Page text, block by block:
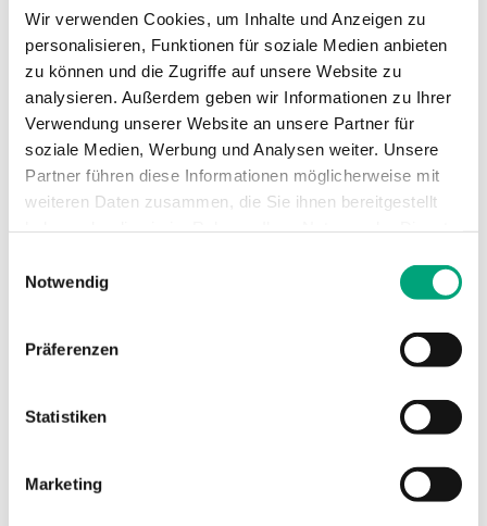
Wir verwenden Cookies, um Inhalte und Anzeigen zu
personalisieren, Funktionen für soziale Medien anbieten
zu können und die Zugriffe auf unsere Website zu
analysieren. Außerdem geben wir Informationen zu Ihrer
Verwendung unserer Website an unsere Partner für
soziale Medien, Werbung und Analysen weiter. Unsere
Partner führen diese Informationen möglicherweise mit
weiteren Daten zusammen, die Sie ihnen bereitgestellt
Notwendig
Präferenzen
Statistiken
Marketing
REGIN
TG-AH4/NI1000-01
Anlegefühler mit Gehäuse
Messbereich, Temperatur
-20…120 °C